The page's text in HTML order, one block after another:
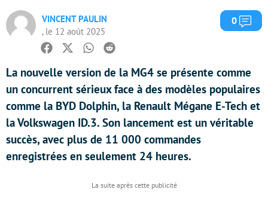
VINCENT PAULIN
, le 12 août 2025
0
Facebook
TwitterWhatsapp
Reddit
La nouvelle version de la MG4 se présente comme
un concurrent sérieux face à des modèles populaires
comme la BYD Dolphin, la Renault Mégane E-Tech et
la Volkswagen ID.3. Son lancement est un véritable
succès, avec plus de 11 000 commandes
enregistrées en seulement 24 heures.